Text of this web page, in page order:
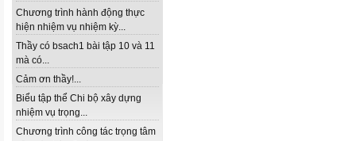
Chương trình hành động thực
hiện nhiệm vụ nhiệm kỳ...
Thầy có bsach1 bài tập 10 và 11
mà có...
Cảm ơn thầy!...
Biểu tập thể Chi bộ xây dựng
nhiệm vụ trọng...
Chương trình công tác trọng tâm